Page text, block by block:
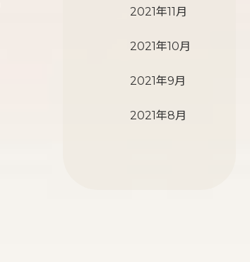
2021年11月
2021年10月
2021年9月
2021年8月